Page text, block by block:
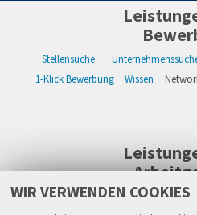
WIR VERWENDEN COOKIES
Stellensuche
1-Klick Bewerbung
Wissen
WIKWAY Online-Recruiting